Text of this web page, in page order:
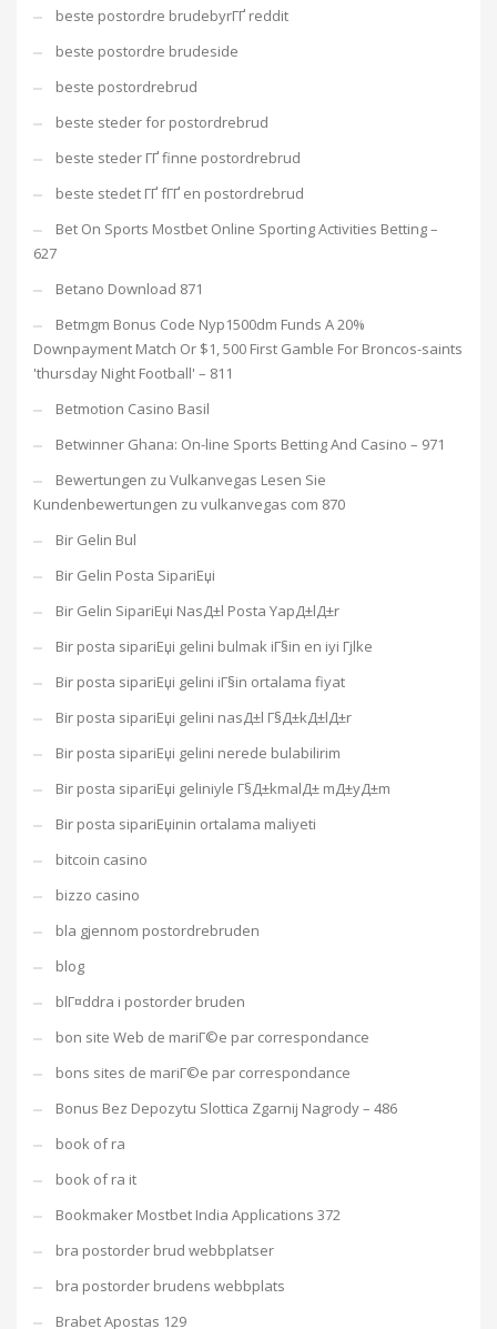
beste postordre brudebyrГҐ reddit
beste postordre brudeside
beste postordrebrud
beste steder for postordrebrud
beste steder ГҐ finne postordrebrud
beste stedet ГҐ fГҐ en postordrebrud
Bet On Sports Mostbet Online Sporting Activities Betting –
627
Betano Download 871
Betmgm Bonus Code Nyp1500dm Funds A 20%
Downpayment Match Or $1, 500 First Gamble For Broncos-saints
'thursday Night Football' – 811
Betmotion Casino Basil
Betwinner Ghana: On-line Sports Betting And Casino – 971
Bewertungen zu Vulkanvegas Lesen Sie
Kundenbewertungen zu vulkanvegas com 870
Bir Gelin Bul
Bir Gelin Posta SipariЕџi
Bir Gelin SipariЕџi NasД±l Posta YapД±lД±r
Bir posta sipariЕџi gelini bulmak iГ§in en iyi Гјlke
Bir posta sipariЕџi gelini iГ§in ortalama fiyat
Bir posta sipariЕџi gelini nasД±l Г§Д±kД±lД±r
Bir posta sipariЕџi gelini nerede bulabilirim
Bir posta sipariЕџi geliniyle Г§Д±kmalД± mД±yД±m
Bir posta sipariЕџinin ortalama maliyeti
bitcoin casino
bizzo casino
bla gjennom postordrebruden
blog
blГ¤ddra i postorder bruden
bon site Web de mariГ©e par correspondance
bons sites de mariГ©e par correspondance
Bonus Bez Depozytu Slottica Zgarnij Nagrody – 486
book of ra
book of ra it
Bookmaker Mostbet India Applications 372
bra postorder brud webbplatser
bra postorder brudens webbplats
Brabet Apostas 129